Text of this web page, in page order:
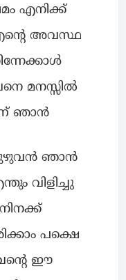
എനിക്ക്
അവസ്ഥ
മനസ്സിൽ
ഞാൻ
ഞാൻ
വിളിച്ചു
പക്ഷെ
ഈ